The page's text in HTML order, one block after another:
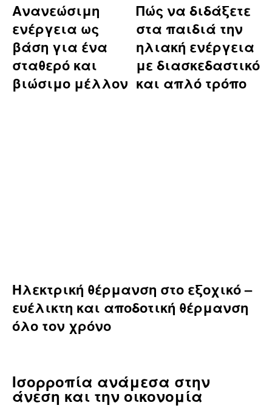
Ανανεώσιμη
ενέργεια ως
βάση για ένα
σταθερό και
βιώσιμο μέλλον
Πώς να διδάξετε
στα παιδιά την
ηλιακή ενέργεια
με διασκεδαστικό
και απλό τρόπο
Ηλεκτρική θέρμανση στο εξοχικό –
ευέλικτη και αποδοτική θέρμανση
όλο τον χρόνο
Ισορροπία ανάμεσα στην
άνεση και την οικονομία